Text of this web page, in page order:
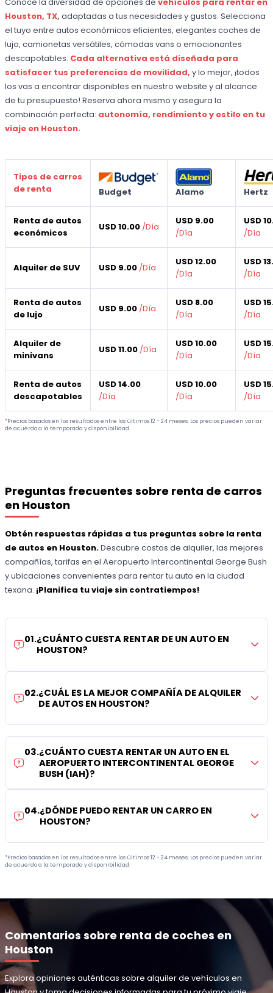
Conoce la diversidad de opciones de vehículos para rentar en
Houston, TX,adaptadas a tus necesidades y gustos. Selecciona
el tuyo entre autos económicos eficientes, elegantes coches de
lujo, camionetas versátiles, cómodas vans o emocionantes
descapotables. Cada alternativa está diseñada para
satisfacer tus preferencias de movilidad, y lo mejor, ¡todos
los vas a encontrar disponibles en nuestro website y al alcance
de tu presupuesto! Reserva ahora mismo y asegura la
combinación perfecta: autonomía, rendimiento y estilo en tu
viaje en Houston.
Tipos de carros
de renta
Budget Alamo Hertz
Renta de autos
económicos
USD 10.00 /Día
USD 9.00
/Día
USD
/Día
Alquiler de SUV USD 9.00 /Día
USD 12.00
/Día
USD
/Día
Renta de autos
de lujo
USD 9.00 /Día
USD 8.00
/Día
USD
/Día
Alquiler de
minivans
USD 11.00 /Día
USD 10.00
/Día
USD
/Día
Renta de autos
descapotables
USD 14.00
/Día
USD 10.00
/Día
USD
/Día
*Precios basados en los resultados entre los últimos 12 - 24 meses. Los precios pueden variar
de acuerdo a la temporada y disponibilidad.
Preguntas frecuentes sobre renta de carros
en Houston
Obtén respuestas rápidas a tus preguntas sobre la renta
de autos en Houston.Descubre costos de alquiler, las mejores
compañías, tarifas en el Aeropuerto Intercontinental George Bush
y ubicaciones convenientes para rentar tu auto en la ciudad
texana. ¡Planifica tu viaje sin contratiempos!
01.¿CUÁNTO CUESTA RENTAR DE UN AUTO EN
HOUSTON?
02.¿CUÁL ES LA MEJOR COMPAÑÍA DE ALQUILER
DE AUTOS EN HOUSTON?
03.¿CUÁNTO CUESTA RENTAR UN AUTO EN EL
AEROPUERTO INTERCONTINENTAL GEORGE
BUSH (IAH)?
04.¿DÓNDE PUEDO RENTAR UN CARRO EN
HOUSTON?
*Precios basados en los resultados entre los últimos 12 - 24 meses. Los precios pueden variar
de acuerdo a la temporada y disponibilidad.
Comentarios sobre renta de coches en
Houston
Explora opiniones auténticas sobre alquiler de vehículos en